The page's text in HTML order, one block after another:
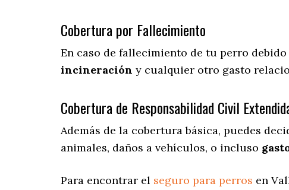
Cobertura por Fallecimiento
En caso de fallecimiento de tu perro
incineración y cualquier otro gasto
Cobertura de Responsabilidad Civil
Además de la cobertura básica, puedes
animales, daños a vehículos, o incluso
Para encontrar el seguro para perros en